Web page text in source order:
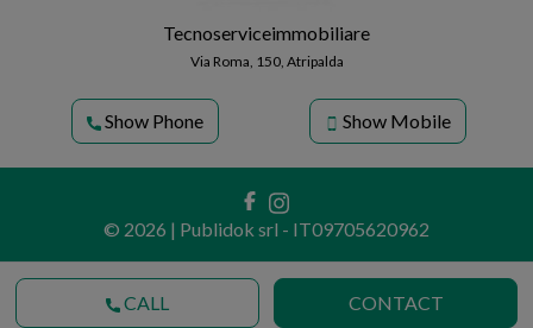
Tecnoserviceimmobiliare
Via Roma, 150, Atripalda
Show Phone Show Mobile
CALL CONTACT
© 2026 | Publidok srl - IT09705620962